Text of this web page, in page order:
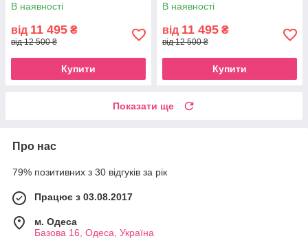
В наявності
від 11 495 ₴
від 12 500 ₴
Купити
В наявності
від 11 495 ₴
від 12 500 ₴
Купити
Показати ще
Про нас
79% позитивних з 30 відгуків за рік
Працює з 03.08.2017
м. Одеса
Базова 16, Одеса, Україна